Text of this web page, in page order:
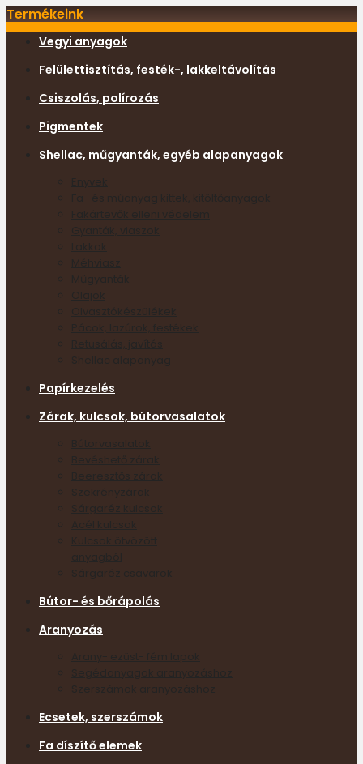
Termékeink
Vegyi anyagok
Felülettisztítás, festék-, lakkeltávolítás
Csiszolás, polírozás
Pigmentek
Shellac, műgyanták, egyéb alapanyagok
Enyvek
Fa- és műanyag kittek, kitöltőanyagok
Fakártevők elleni védelem
Gyanták, viaszok
Lakkok
Méhviasz
Műgyanták
Olajok
Olvasztókészülékek
Pácok, lazúrok, festékek
Retusálás, javítás
Papírkezelés
Zárak, kulcsok, bútorvasalatok
Bútorvasalatok
Bevéshető zárak
Beeresztős zárak
Szekrényzárak
Sárgaréz kulcsok
Acél kulcsok
Kulcsok ötvözött
Sárgaréz csavarok
Bútor- és bőrápolás
Aranyozás
Arany- ezüst- fém lapok
Segédanyagok aranyozáshoz
Szerszámok aranyozáshoz
Ecsetek, szerszámok
Fa díszítő elemek